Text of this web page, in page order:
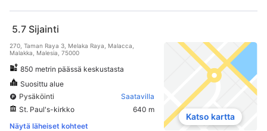
5.7 Sijainti
270, Taman Raya 3, Melaka Raya, Malacca,
Malakka, Malesia, 75000
850 metrin päässä keskustasta
Suosittu alue
Pysäköinti
Saatavilla
St. Paul's-kirkko
640 m
Näytä läheiset kohteet
Katso kartta